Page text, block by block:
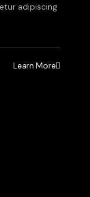
adipiscing
Learn More